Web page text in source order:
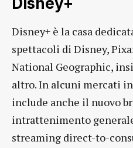
Disney+ è la casa
spettacoli di Disney,
National Geographic,
altro. In alcuni mercati
include anche il nuovo
intrattenimento
streaming direct-to-